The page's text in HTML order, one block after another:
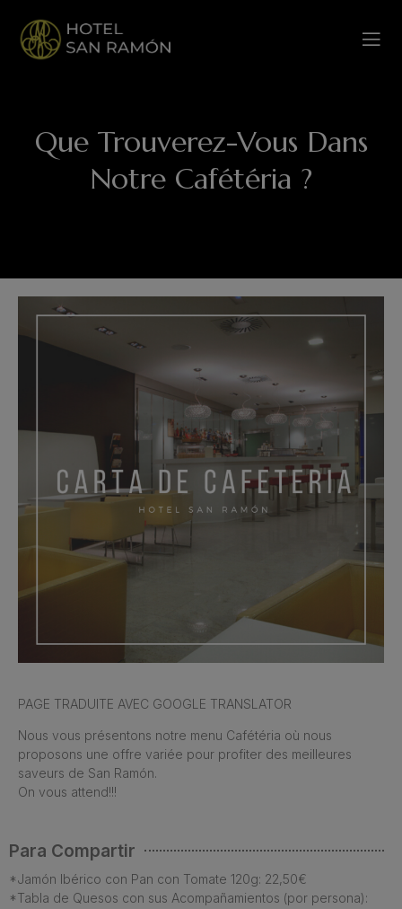
Que Trouverez-Vous Dans
Notre Cafétéria ?
PAGE TRADUITE AVEC GOOGLE TRANSLATOR
Nous vous présentons notre menu Cafétéria où nous
proposons une offre variée pour profiter des meilleures
saveurs de San Ramón.
On vous attend!!!
Para Compartir
*Jamón Ibérico con Pan con Tomate 120g: 22,50€
*Tabla de Quesos con sus Acompañamientos (por persona):